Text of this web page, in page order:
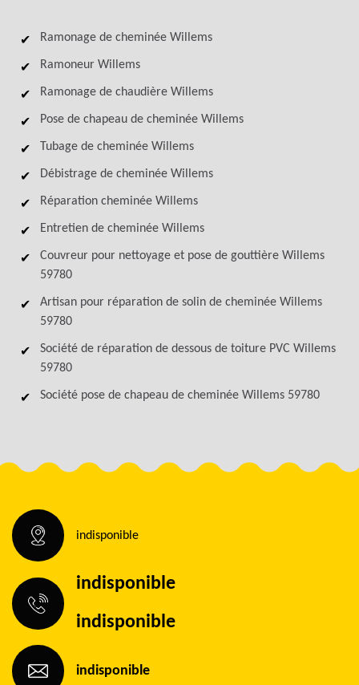
Ramonage de cheminée Willems
Ramoneur Willems
Ramonage de chaudière Willems
Pose de chapeau de cheminée Willems
Tubage de cheminée Willems
Débistrage de cheminée Willems
Réparation cheminée Willems
Entretien de cheminée Willems
Couvreur pour nettoyage et pose de gouttière Willems
59780
Artisan pour réparation de solin de cheminée Willems
59780
Société de réparation de dessous de toiture PVC Willems
59780
Société pose de chapeau de cheminée Willems 59780
indisponible
indisponible
indisponible
indisponible